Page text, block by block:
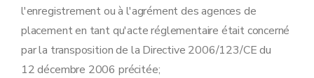
l'enregistrement ou à l'agrément des agences de
placement en tant qu'acte réglementaire était concerné
par la transposition de la Directive 2006/123/CE du
12 décembre 2006 précitée;